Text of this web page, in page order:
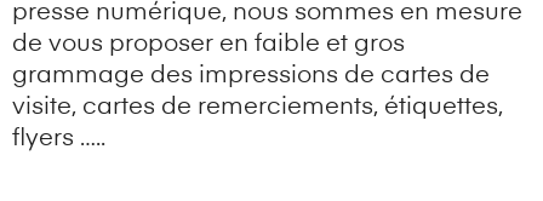
presse numérique, nous sommes en mesure
de vous proposer en faible et gros
grammage des impressions de cartes de
visite, cartes de remerciements, étiquettes,
flyers …..